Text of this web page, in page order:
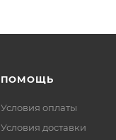
ПОМОЩЬ
Условия оплаты
Условия доставки